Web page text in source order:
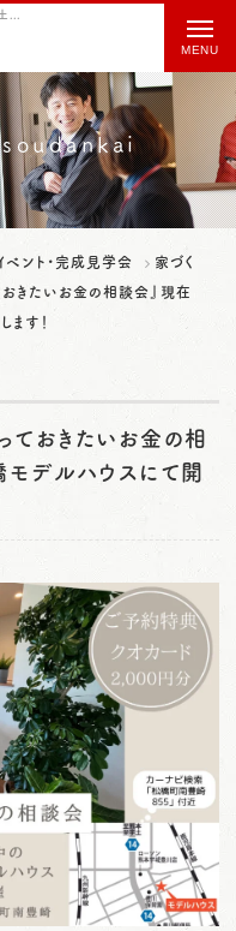
熊本で平屋ならC.デザイン株式会社の【3月23日(土)】『家づくり知っておきたいお金の相談会』現在販売中の宇城松橋モデルハウスにて開催致します！をご紹介
ベント・完成見学会
家づく
おきたいお金の相談会』現在
す！
ておきたいお金の相
デルハウスにて開
t
o
g
g
l
e
g
a
t